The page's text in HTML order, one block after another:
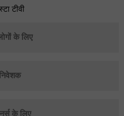
टीवी
के लिए
के लिए